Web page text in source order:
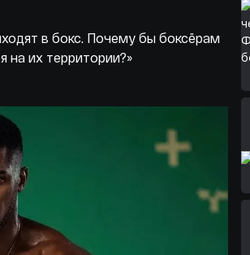
в бокс. Почему бы боксёрам
на их территории?»